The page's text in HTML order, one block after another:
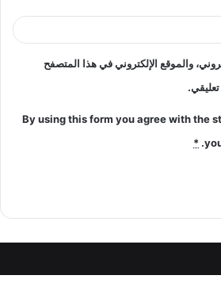
والموقع الإلكتروني في هذا المتصفح
By using this form you agree with the
*